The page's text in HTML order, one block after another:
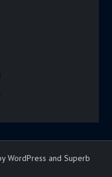
WordPress and Superb